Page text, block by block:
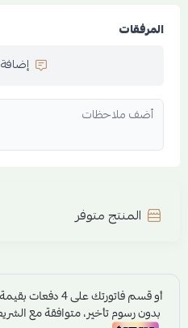
المرفقات
المنتج متوفر